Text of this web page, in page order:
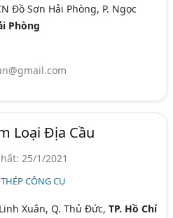
Đồ Sơn Hải Phòng, P. Ngọc
Phòng
Loại Địa Cầu
25/1/2021
CÔNG CỤ
Xuân, Q. Thủ Đức,TP. Hồ Chí